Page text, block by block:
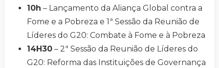
10h – Lançamento da Aliança Global contra a
Fome e a Pobreza e 1ª Sessão da Reunião de
Líderes do G20: Combate à Fome e à Pobreza
14H30 – 2ª Sessão da Reunião de Líderes do
G20: Reforma das Instituições de Governança